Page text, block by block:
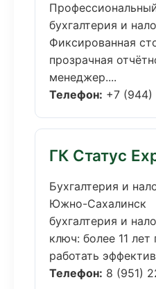
бухгалтерия и
Фиксированная
прозрачная
менеджер....
Телефон: +7 (944)
ГК Статус
Бухгалтерия и
Южно-Сахалинск
бухгалтерия и
ключ: более 11
работать
Телефон: 8 (951)